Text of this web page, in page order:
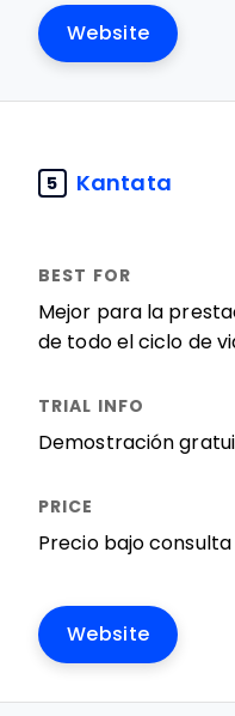
Website
5 Kantata
Mejor para la
de todo el ciclo de
Demostración
Precio bajo consulta
Website